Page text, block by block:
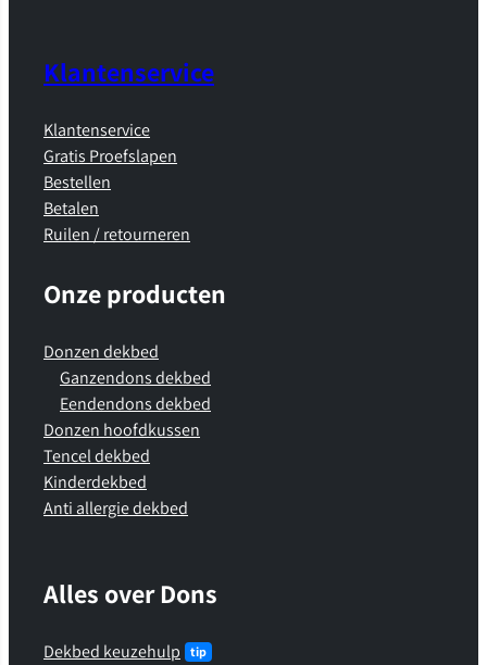
Klantenservice
Klantenservice
Gratis Proefslapen
Bestellen
Betalen
Ruilen / retourneren
Onze producten
Donzen dekbed
Ganzendons dekbed
Eendendons dekbed
Donzen hoofdkussen
Tencel dekbed
Kinderdekbed
Anti allergie dekbed
Alles over Dons
Dekbed keuzehulp